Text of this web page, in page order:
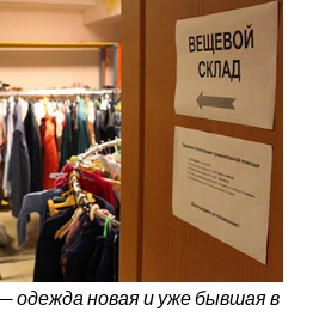
одежда новая и уже бывшая в